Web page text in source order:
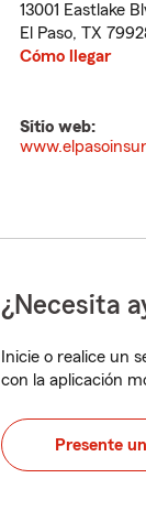
13001 Eastlake
El Paso, TX
Cómo llegar
Sitio web:
¿Necesita
Inicie o realice un
con la aplicación
Presente